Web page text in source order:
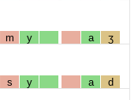
m y a ʒ
s y a d